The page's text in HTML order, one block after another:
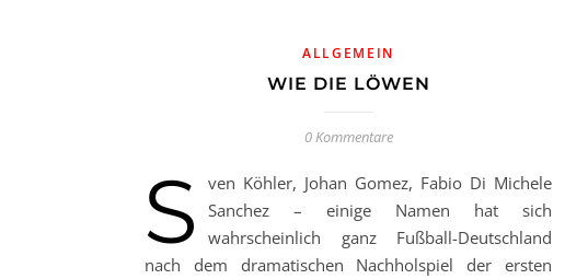
ALLGEMEIN
WIE DIE LÖWEN
0 Kommentare
S
ven Köhler, Johan Gomez, Fabio Di Michele
Sanchez – einige Namen hat sich
wahrscheinlich ganz Fußball-Deutschland
nach dem dramatischen Nachholspiel der ersten